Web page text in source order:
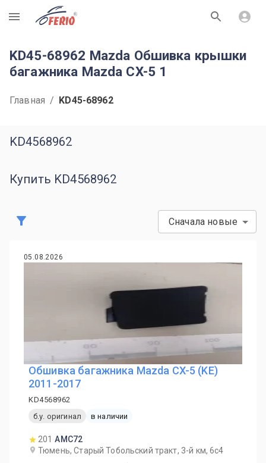
R
KD45-68962 Mazda Обшивка крышки
багажника Mazda CX-5 1
Главная / KD45-68962
KD4568962
Купить KD4568962
Сначала новые
05.08.2026
Обшивка багажника Mazda CX-5 (KE)
2011-2017
KD4568962
б.у. оригинал
в наличии
201 AMC72
Тюмень, Старый Тобольский тракт, 3-й км, 6с4